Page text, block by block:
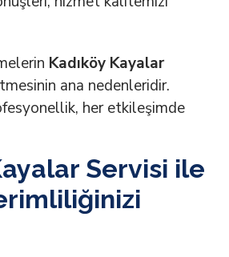
Kadıköy Kayalar
ana nedenleridir.
her etkileşimde
Servisi ile